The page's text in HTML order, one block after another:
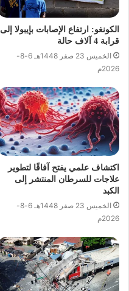
الكونغو: ارتفاع الإصابات بإيبولا إلى
قرابة 4 آلاف حالة
الخميس 23 صفر 1448هـ 6-8-
2026م
اكتشاف علمي يفتح آفاقًا لتطوير
علاجات للسرطان المنتشر إلى
الكبد
الخميس 23 صفر 1448هـ 6-8-
2026م